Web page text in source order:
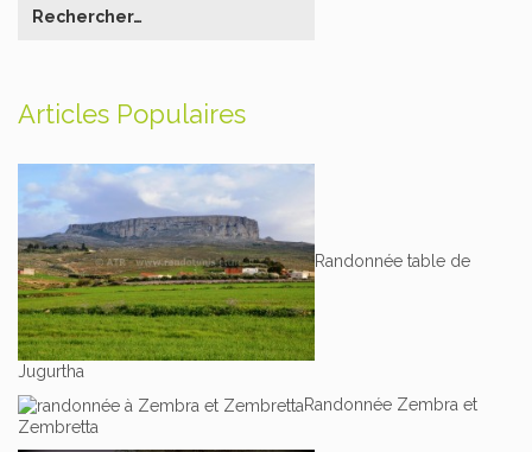
Articles Populaires
Randonnée table de
Jugurtha
Randonnée Zembra et
Zembretta